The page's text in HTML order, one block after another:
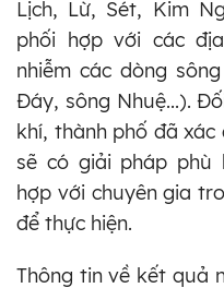
Lịch, Lừ, Sét, Kim
phối hợp với các
nhiễm các dòng
Đáy, sông Nhuệ...).
khí, thành phố đã
sẽ có giải pháp phù
hợp với chuyên gia
để thực hiện.
Thông tin về kết quả